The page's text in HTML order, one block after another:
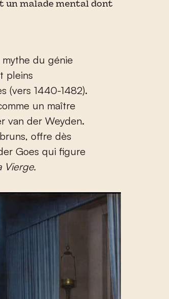
un malade mental dont
du génie
pleins
(vers 1440-1482).
un maître
van der Weyden.
offre dès
Goes qui figure
Vierge.